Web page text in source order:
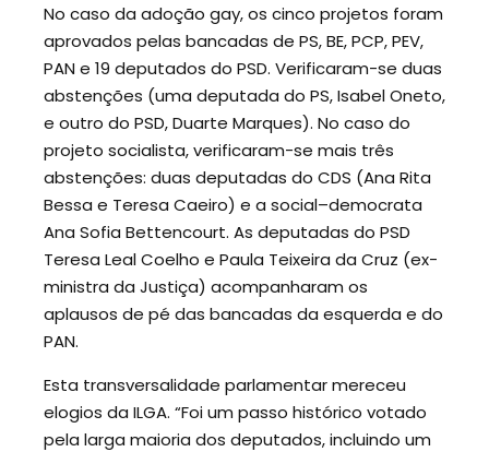
No caso da adoção gay, os cinco projetos foram
aprovados pelas bancadas de PS, BE, PCP, PEV,
PAN e 19 deputados do PSD. Verificaram-se duas
abstenções (uma deputada do PS, Isabel Oneto,
e outro do PSD, Duarte Marques). No caso do
projeto socialista, verificaram-se mais três
abstenções: duas deputadas do CDS (Ana Rita
Bessa e Teresa Caeiro) e a social–democrata
Ana Sofia Bettencourt. As deputadas do PSD
Teresa Leal Coelho e Paula Teixeira da Cruz (ex-
ministra da Justiça) acompanharam os
aplausos de pé das bancadas da esquerda e do
PAN.
Esta transversalidade parlamentar mereceu
elogios da ILGA. “Foi um passo histórico votado
pela larga maioria dos deputados, incluindo um